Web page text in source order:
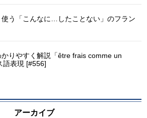
使う「こんなに…したことない」のフラン
りやすく解説「être frais comme un
語表現 [#556]
アーカイブ